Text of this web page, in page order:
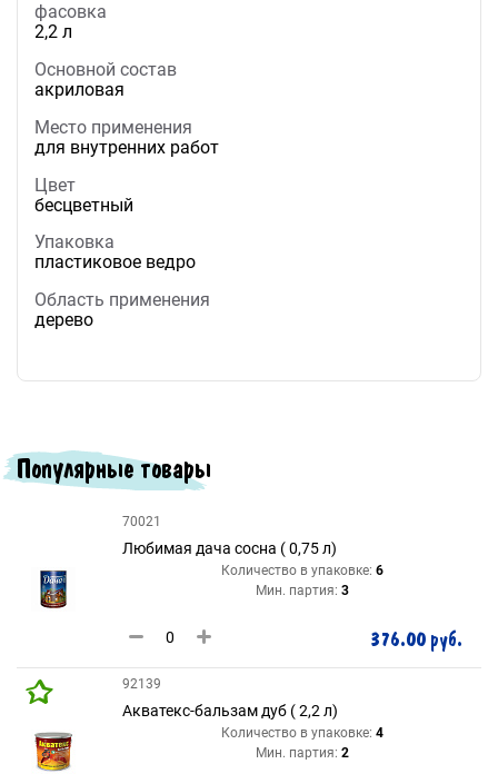
фасовка
2,2 л
Основной состав
акриловая
Место применения
для внутренних работ
Цвет
бесцветный
Упаковка
пластиковое ведро
Область применения
дерево
Популярные товары
70021
Любимая дача сосна ( 0,75 л)
Количество в упаковке: 6
Мин. партия: 3
376.00 руб.
92139
Акватекс-бальзам дуб ( 2,2 л)
Количество в упаковке: 4
Мин. партия: 2